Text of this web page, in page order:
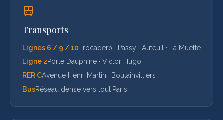
Transports
Lignes 6 / 9 / 10Trocadéro · Passy · Auteuil · La Muette
Ligne 2Porte Dauphine · Victor Hugo
RER CAvenue Henri Martin · Boulainvilliers
BusRéseau dense vers tout Paris